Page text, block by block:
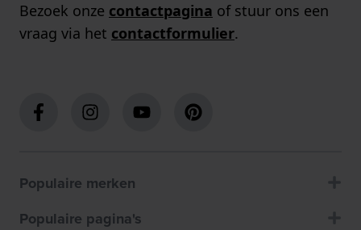
Bezoek onze contactpagina of stuur ons een
vraag via het contactformulier.
Populaire merken
Populaire pagina's